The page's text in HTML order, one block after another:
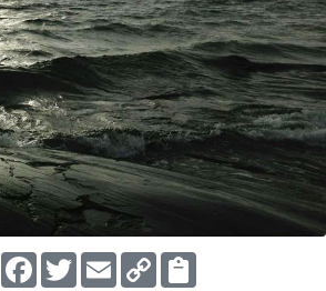
ShareFacebook
TwitterEmailCopy
Link